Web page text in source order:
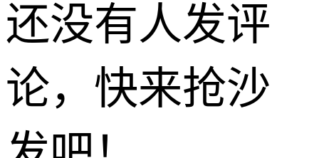
还没有人发评
论，快来抢沙